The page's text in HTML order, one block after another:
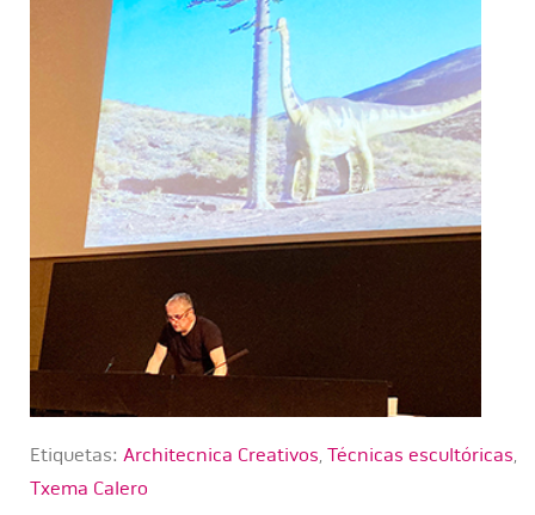
Etiquetas: Architecnica Creativos, Técnicas escultóricas,
Txema Calero